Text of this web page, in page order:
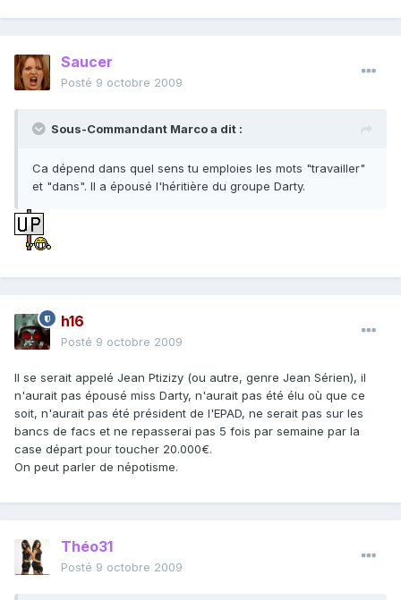
Saucer
Posté 9 octobre 2009
Sous-Commandant Marco a dit :
Ca dépend dans quel sens tu emploies les mots "travailler"
et "dans". Il a épousé l'héritière du groupe Darty.
h16
Posté 9 octobre 2009
Il se serait appelé Jean Ptizizy (ou autre, genre Jean Sérien), il
n'aurait pas épousé miss Darty, n'aurait pas été élu où que ce
soit, n'aurait pas été président de l'EPAD, ne serait pas sur les
bancs de facs et ne repasserai pas 5 fois par semaine par la
case départ pour toucher 20.000€.
On peut parler de népotisme.
Théo31
Posté 9 octobre 2009